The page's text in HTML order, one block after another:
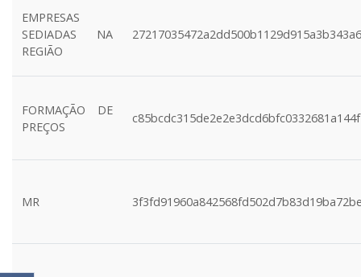
EMPRESAS
SEDIADAS NA
REGIÃO
FORMAÇÃO DE
PREÇOS
MR